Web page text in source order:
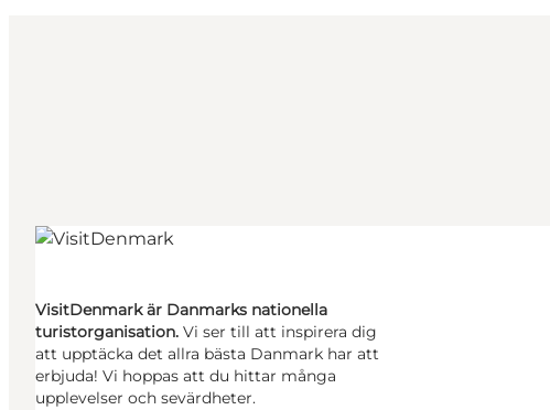
VisitDenmark är Danmarks nationella
turistorganisation. Vi ser till att inspirera dig
att upptäcka det allra bästa Danmark har att
erbjuda! Vi hoppas att du hittar många
upplevelser och sevärdheter.